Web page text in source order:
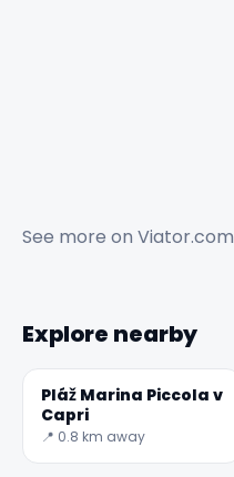
See more on Viator.com
Explore nearby
Pláž Marina Piccola v
Capri
📍 0.8 km away